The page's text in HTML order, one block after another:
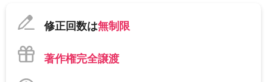
修正回数は無制限
著作権完全譲渡